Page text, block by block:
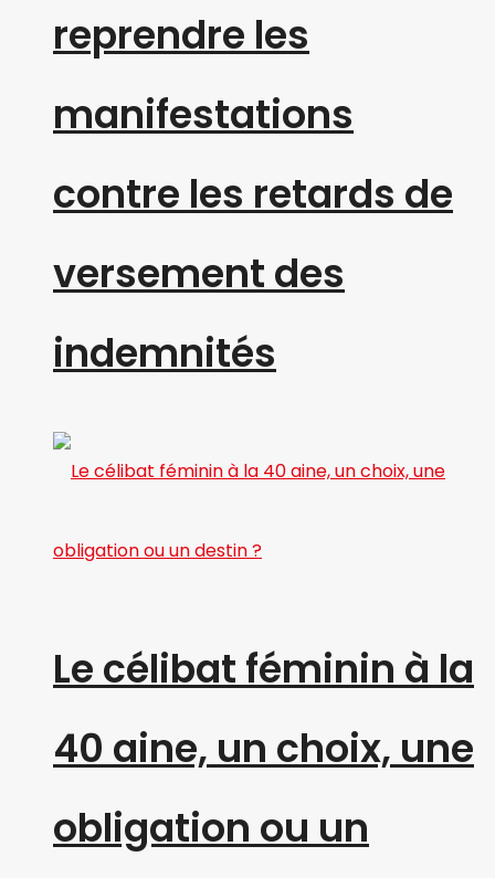
reprendre les
manifestations
contre les retards de
versement des
indemnités
Le célibat féminin à la
40 aine, un choix, une
obligation ou un